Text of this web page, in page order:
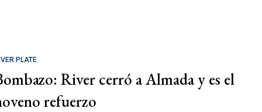
PLATE
River cerró a Almada y es el
refuerzo